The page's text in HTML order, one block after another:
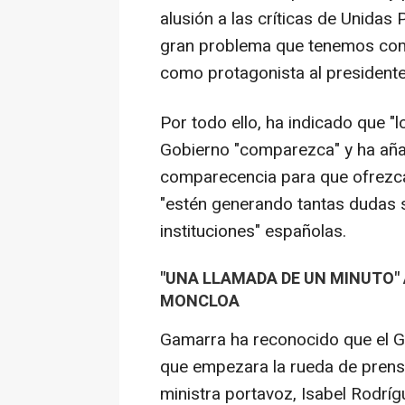
alusión a las críticas de Unidas
gran problema que tenemos
como protagonista al
Por todo ello, ha indicado que
Gobierno "comparezca" y ha
comparecencia para que
"estén generando tantas
instituciones" españolas.
"UNA LLAMADA DE UN MINUTO"
MONCLOA
Gamarra ha reconocido que el
que empezara la rueda de
ministra portavoz, Isabel